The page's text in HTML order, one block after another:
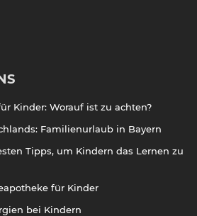
Kinder: Worauf ist zu achten?
Familienurlaub in Bayern
Tipps, um Kindern das Lernen zu
für Kinder
bei Kindern